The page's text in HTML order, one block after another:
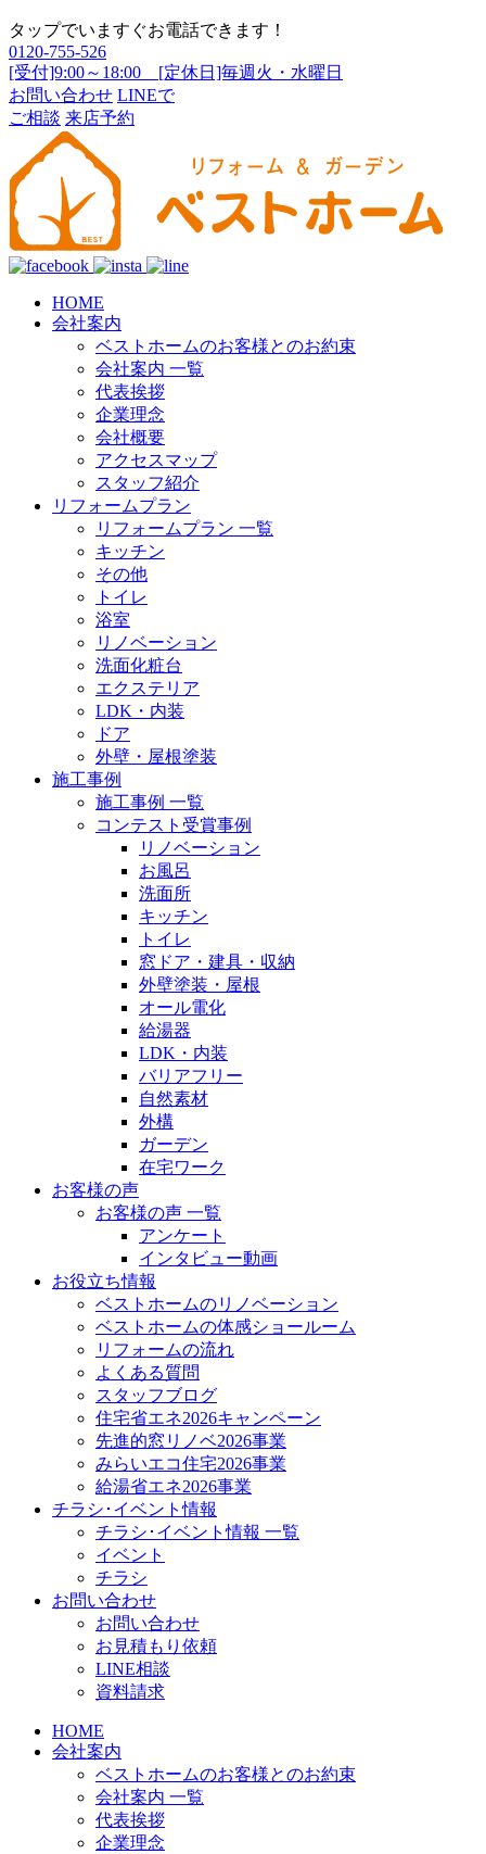
タップでいますぐお電話できます！
0120-755-526
[受付]9:00～18:00 [定休日]毎週火・水曜日
お問い合わせ LINEで
ご相談 来店予約
HOME
会社案内
ベストホームのお客様とのお約束
会社案内 一覧
代表挨拶
企業理念
会社概要
アクセスマップ
スタッフ紹介
リフォームプラン
リフォームプラン 一覧
キッチン
その他
トイレ
浴室
リノベーション
洗面化粧台
エクステリア
LDK・内装
ドア
外壁・屋根塗装
施工事例
施工事例 一覧
コンテスト受賞事例
リノベーション
お風呂
洗面所
キッチン
トイレ
窓ドア・建具・収納
外壁塗装・屋根
オール電化
給湯器
LDK・内装
バリアフリー
自然素材
外構
ガーデン
在宅ワーク
お客様の声
お客様の声 一覧
アンケート
インタビュー動画
お役立ち情報
ベストホームのリノベーション
ベストホームの体感ショールーム
リフォームの流れ
よくある質問
スタッフブログ
住宅省エネ2026キャンペーン
先進的窓リノベ2026事業
みらいエコ住宅2026事業
給湯省エネ2026事業
チラシ･イベント情報
チラシ･イベント情報 一覧
イベント
チラシ
お問い合わせ
お問い合わせ
お見積もり依頼
LINE相談
資料請求
HOME
会社案内
ベストホームのお客様とのお約束
会社案内 一覧
代表挨拶
企業理念